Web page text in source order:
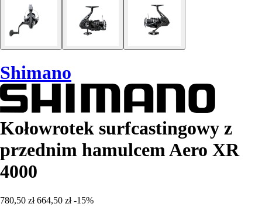
Shimano
Kołowrotek surfcastingowy z
przednim hamulcem Aero XR
4000
780,50 zł 664,50 zł -15%